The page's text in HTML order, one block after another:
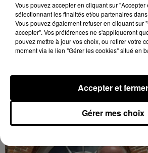
Coupe de France : les
connaissent la...
Centre à l'occasion des 32es de
LE GRAND FORMAT
Vous pouvez accepter en cliquant sur "Accepter
sélectionnant les finalités et/ou partenaires
Vous pouvez également refuser en cliquant sur
accepter". Vos préférences ne s'appliqueront
pouvez mettre à jour vos choix, ou retirer votre
moment via le lien "Gérer les cookies" situé en
Gérer mes choix
Accepter et fermer